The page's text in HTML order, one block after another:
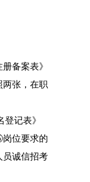
备案表》
两张，在职
记表》
位要求的
诚信招考